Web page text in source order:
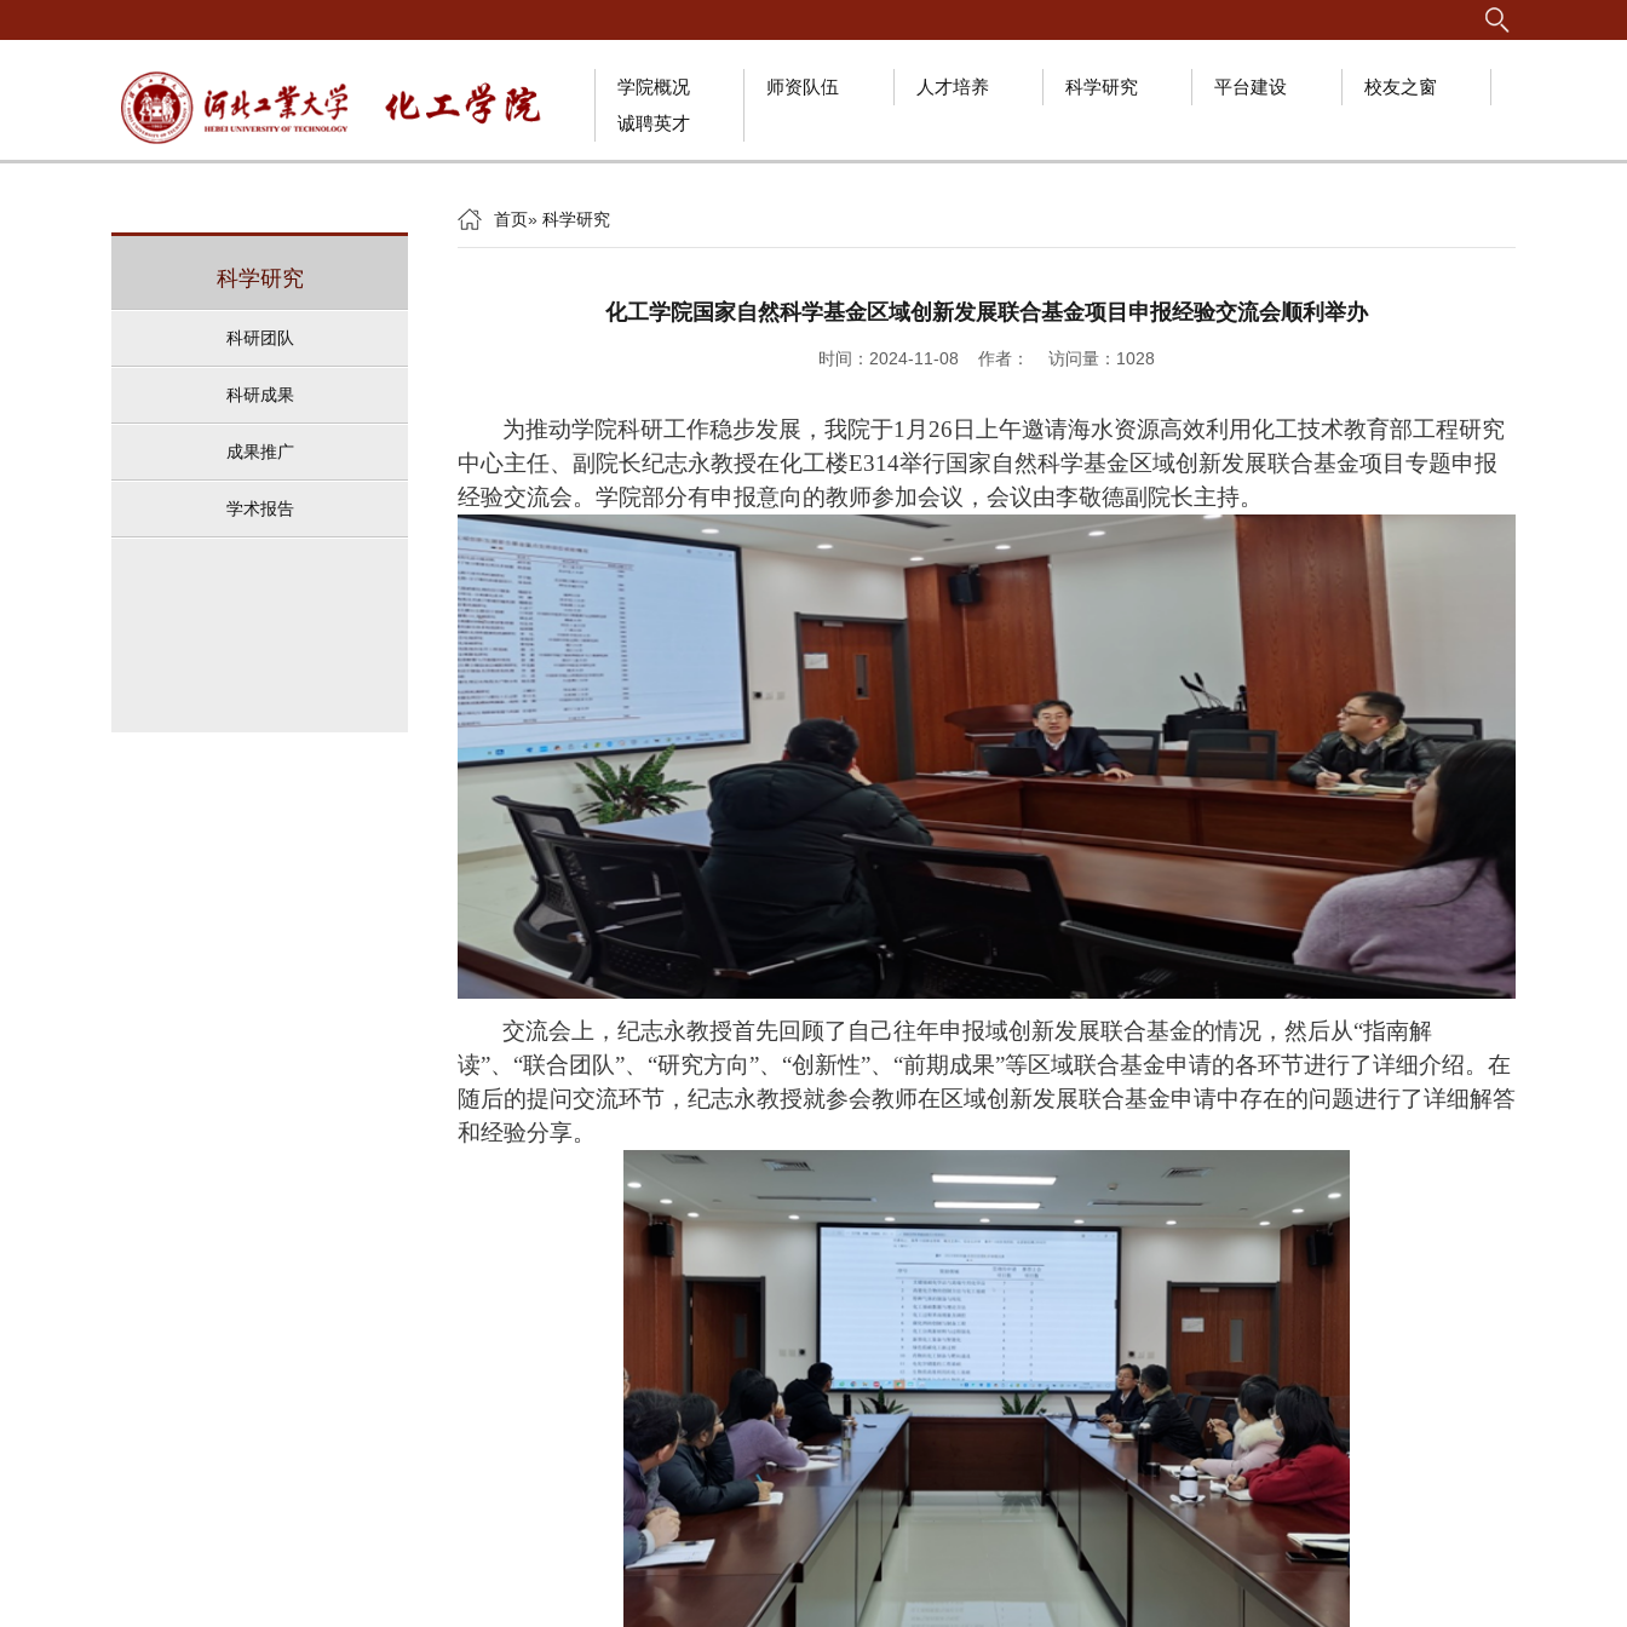
学院概况 师资队伍 人才培养 科学研究 平台建设
校友之窗
诚聘英才
科学研究
科研团队
科研成果
成果推广
学术报告
首页» 科学研究
化工学院国家自然科学基金区域创新发展联合基金项目申报经验交流会顺利举办
时间：2024-11-08 作者： 访问量： 1028
为推动学院科研工作稳步发展，我院于1月26日上午邀请海水资源高效利用化工技术教育部工程研究
中心主任、副院长纪志永教授在化工楼E314举行国家自然科学基金区域创新发展联合基金项目专题申报
经验交流会。学院部分有申报意向的教师参加会议，会议由李敬德副院长主持。
交流会上，纪志永教授首先回顾了自己往年申报域创新发展联合基金的情况，然后从“指南解
读”、“联合团队”、“研究方向”、“创新性”、“前期成果”等区域联合基金申请的各环节进行了详细介绍。在
随后的提问交流环节，纪志永教授就参会教师在区域创新发展联合基金申请中存在的问题进行了详细解答
和经验分享。